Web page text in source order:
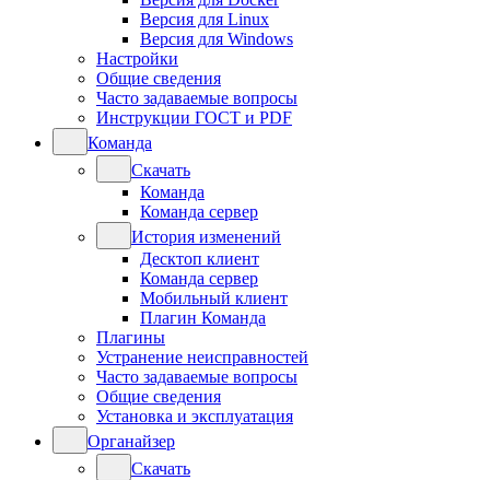
Версия для Linux
Версия для Windows
Настройки
Общие сведения
Часто задаваемые вопросы
Инструкции ГОСТ и PDF
Команда
Скачать
Команда
Команда сервер
История изменений
Десктоп клиент
Команда сервер
Мобильный клиент
Плагин Команда
Плагины
Устранение неисправностей
Часто задаваемые вопросы
Общие сведения
Установка и эксплуатация
Органайзер
Скачать